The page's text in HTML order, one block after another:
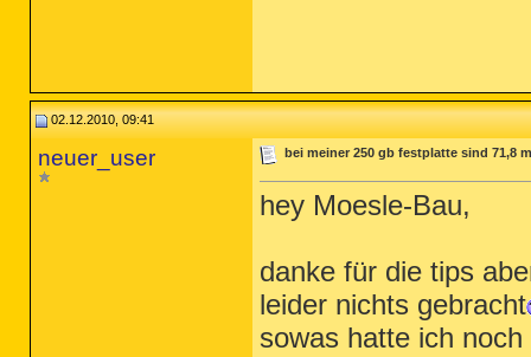
02.12.2010, 09:41
neuer_user bei meiner 250 gb festplatte sind 71,8
hey Moesle-Bau,
danke für die tips
leider nichts gebracht
sowas hatte ich